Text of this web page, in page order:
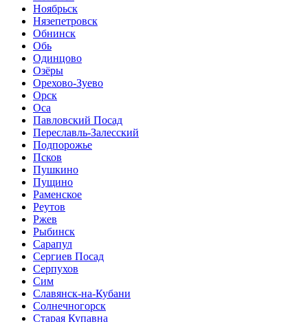
Ноябрьск
Нязепетровск
Обнинск
Обь
Одинцово
Озёры
Орехово-Зуево
Орск
Оса
Павловский Посад
Переславль-Залесский
Подпорожье
Псков
Пушкино
Пущино
Раменское
Реутов
Ржев
Рыбинск
Сарапул
Сергиев Посад
Серпухов
Сим
Славянск-на-Кубани
Солнечногорск
Старая Купавна